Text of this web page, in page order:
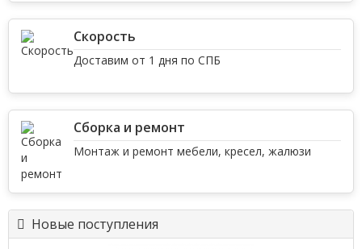
Скорость
Доставим от 1 дня по СПБ
Сборка и ремонт
Монтаж и ремонт мебели, кресел, жалюзи
Новые поступления